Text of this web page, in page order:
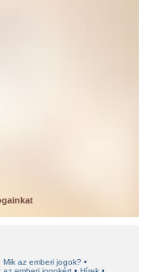
Mik az emberi jogok?